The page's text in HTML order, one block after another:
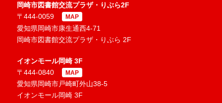
岡崎市図書館交流プラザ・りぶら2F
〒444-0059
MAP
愛知県岡崎市康生通西4-71
岡崎市図書館交流プラザ・りぶら 2F
イオンモール岡崎 3F
〒444-0840
MAP
愛知県岡崎市戸崎町外山38-5
イオンモール岡崎 3F